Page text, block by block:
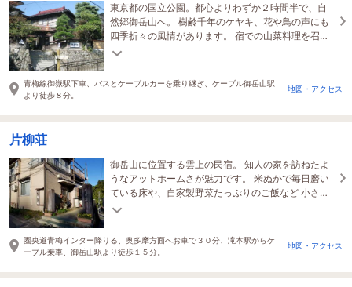
東京都の国立公園。都心よりわずか２時間半で、自
然郷御岳山へ。 樹齢千年のケヤキ、花や鳥の声にも
四季折々の風情があります。 宿での山菜料理を召し
上がり、ゆったりとした時間をお過ごしください。
青梅線御嶽駅下車、バスとケーブルカーを乗り継ぎ、ケーブル御岳山駅
より徒歩８分。
地図・アクセス
片柳荘
御岳山に位置する雲上の民宿。 知人の家を訪ねたよ
うなアットホームさが魅力です。 米ぬかで毎日磨い
ている床や、自家製野菜たっぷりのご飯など 小さな
自慢がたくさんある、ほっとできるお宿です。
圏央道青梅インター降りる、奥多摩方面へお車で３０分、滝本駅からケ
ーブル乗車、御岳山駅より徒歩１５分。
地図・アクセス